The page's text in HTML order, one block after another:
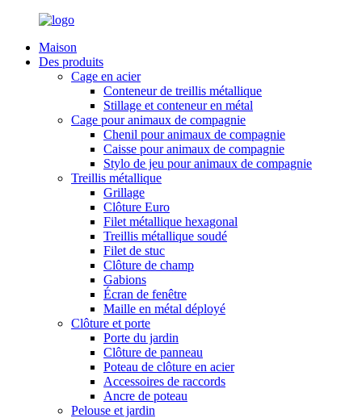
Maison
Des produits
Cage en acier
Conteneur de treillis métallique
Stillage et conteneur en métal
Cage pour animaux de compagnie
Chenil pour animaux de compagnie
Caisse pour animaux de compagnie
Stylo de jeu pour animaux de compagnie
Treillis métallique
Grillage
Clôture Euro
Filet métallique hexagonal
Treillis métallique soudé
Filet de stuc
Clôture de champ
Gabions
Écran de fenêtre
Maille en métal déployé
Clôture et porte
Porte du jardin
Clôture de panneau
Poteau de clôture en acier
Accessoires de raccords
Ancre de poteau
Pelouse et jardin